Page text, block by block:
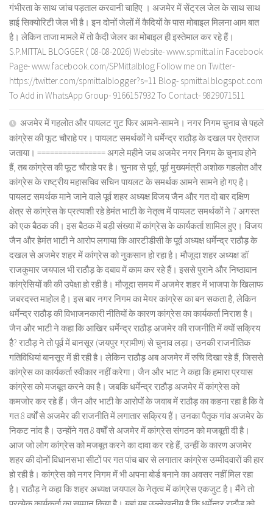
गंभीरता के साथ जांच पड़ताल करवानी चाहिए । अजमेर में सेंट्रल जेल के साथ साथ
हाई सिक्योरिटी जेल भी है। इन दोनों जेलों में कैदियों के पास मोबाइल मिलना आम बात
है। लेकिन ताजा मामले में तो कैदी जेलर का मोबाइल ही इस्तेमाल कर रहे हैं।
S.P.MITTAL BLOGGER ( 08-08-2026) Website- www.spmittal.in Facebook
Page- www.facebook.com/SPMittalblog Follow me on Twitter-
https://twitter.com/spmittalblogger?s=11 Blog- spmittal.blogspot.com
To Add in WhatsApp Group- 9166157932 To Contact- 9829071511
अजमेर में गहलोत और पायलट गुट फिर आमने-सामने। नगर निगम चुनाव से पहले
कांग्रेस की फूट चौराहे पर। पायलट समर्थकों ने धर्मेन्द्र राठौड़ के दखल पर ऐतराज
जताया। ================ अगले महीने जब अजमेर नगर निगम के चुनाव होने
हैं, तब कांग्रेस की फूट चौराहे पर है। चुनाव से पूर्व, पूर्व मुख्यमंत्री अशोक गहलोत और
कांग्रेस के राष्ट्रीय महासचिव सचिन पायलट के समर्थक आमने सामने हो गए है।
पायलट समर्थक माने जाने वाले पूर्व शहर अध्यक्ष विजय जैन और गत दो बार दक्षिण
क्षेत्र से कांग्रेस के प्रत्याशी रहे हेमंत भाटी के नेतृत्व में पायलट समर्थकों ने 7 अगस्त
को एक बैठक की। इस बैठक में बड़ी संख्या में कांग्रेस के कार्यकर्ता शामिल हुए। विजय
जैन और हेमंत भाटी ने आरोप लगाया कि आरटीडीसी के पूर्व अध्यक्ष धर्मेन्द्र राठौड़ के
दखल से अजमेर शहर में कांग्रेस को नुकसान हो रहा है। मौजूदा शहर अध्यक्ष डॉ.
राजकुमार जयपाल भी राठौड़ के दबाव में काम कर रहे हैं। इससे पुराने और निष्ठावान
कांग्रेसियों की की उपेक्षा हो रही है। मौजूदा समय में अजमेर शहर में भाजपा के खिलाफ
जबरदस्त माहोल है। इस बार नगर निगम का मेयर कांग्रेस का बन सकता है, लेकिन
धर्मेन्द्र राठौड़ की विभाजनकारी नीतियों के कारण कांग्रेस का कार्यकर्ता निराश है।
जैन और भाटी ने कहा कि आखिर धर्मेन्द्र राठौड़ अजमेर की राजनीति में क्यों सक्रिय
हैै? राठौड़ ने तो पूर्व में बानसूर (जयपुर ग्रामीण) से चुनाव लड़ा। उनकी राजनीतिक
गतिविधियां बानसूर में ही रही है। लेकिन राठौड़ अब अजमेर में रुचि दिखा रहे हैं, जिससे
कांग्रेस का कार्यकर्ता स्वीकार नहीं करेगा। जैन और भाट ने कहा कि हमारा प्रयास
कांग्रेस को मजबूत करने का है। जबकि धर्मेन्द्र राठौड़ अजमेर में कांग्रेस को
कमजोर कर रहे हैं। जैन और भाटी के आरोपों के जवाब में राठौड़ का कहना रहा है कि वे
गत 8 वर्षों से अजमेर की राजनीति में लगातार सक्रिय हैं। उनका पैतृक गांव अजमेर के
निकट नांद है। उन्होंने गत 8 वर्षों से अजमेर में कांग्रेस संगठन को मजबूती दी है।
आज जो लोग कांग्रेस को मजबूत करने का दावा कर रहे हैं, उन्हीं के कारण अजमेर
शहर की दोनों विधानसभा सीटों पर गत पांच बार से लगातार कांग्रेस उम्मीदवारों की हार
हो रही है। कांग्रेस को नगर निगम में भी अपना बोर्ड बनाने का अवसर नहीं मिल रहा
है। राठौड़ ने कहा कि शहर अध्यक्ष जयपाल के नेतृत्व में कांग्रेस एकजुट है। मैंने तो